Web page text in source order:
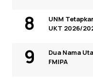
UNM
UKT 2026/
Dua Nama
FMIPA